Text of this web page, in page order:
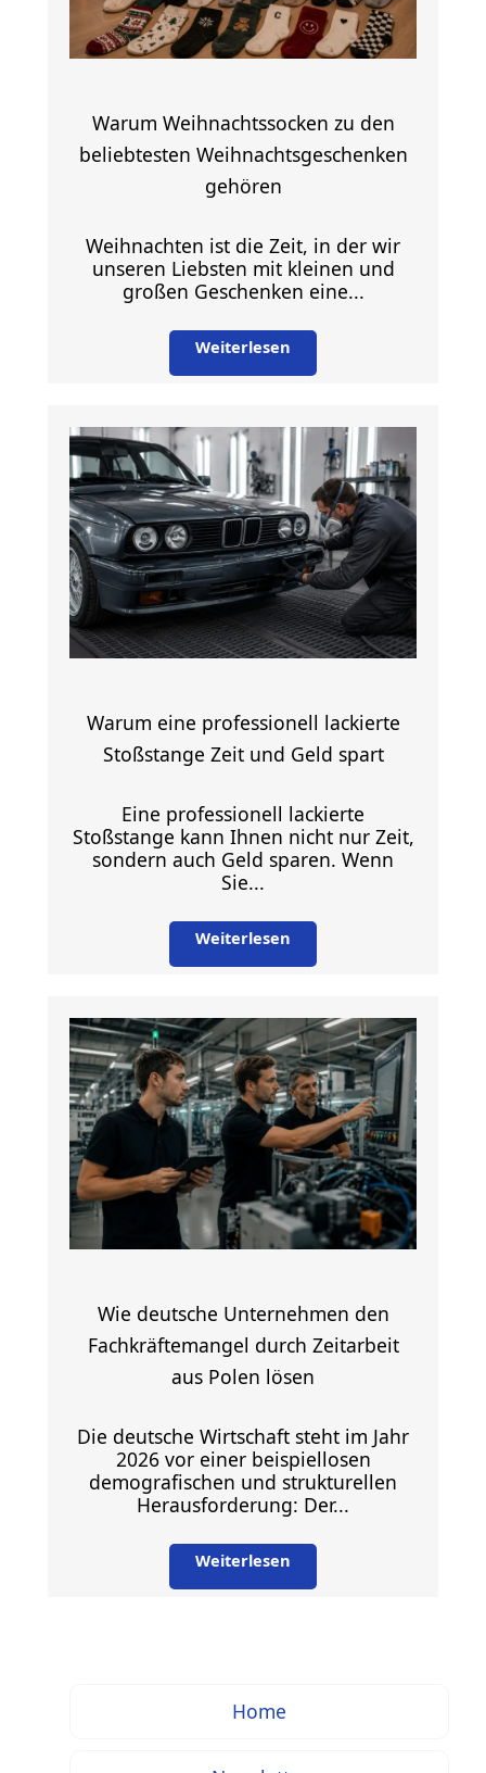
Warum Weihnachtssocken zu den
beliebtesten Weihnachtsgeschenken
gehören
Weihnachten ist die Zeit, in der wir
unseren Liebsten mit kleinen und
großen Geschenken eine...
Weiterlesen
Warum eine professionell lackierte
Stoßstange Zeit und Geld spart
Eine professionell lackierte
Stoßstange kann Ihnen nicht nur Zeit,
sondern auch Geld sparen. Wenn
Sie...
Weiterlesen
Wie deutsche Unternehmen den
Fachkräftemangel durch Zeitarbeit
aus Polen lösen
Die deutsche Wirtschaft steht im Jahr
2026 vor einer beispiellosen
demografischen und strukturellen
Herausforderung: Der...
Weiterlesen
Home